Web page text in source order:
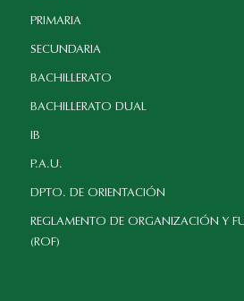
PRIMARIA
SECUNDARIA
BACHILLERATO
BACHILLERATO DUAL
IB
P.A.U.
DPTO. DE ORIENTACIÓN
REGLAMENTO DE ORGANIZACIÓN Y
(ROF)